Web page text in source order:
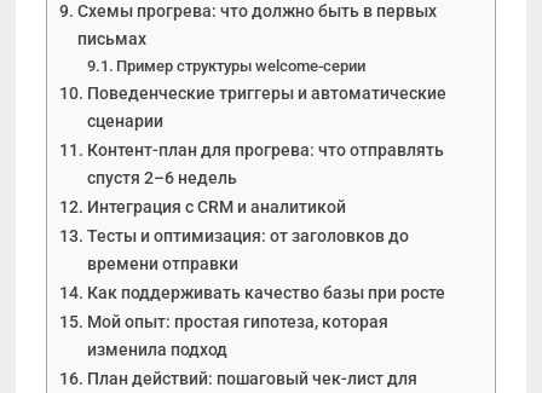
Схемы прогрева: что должно быть в первых
письмах
Пример структуры welcome-серии
Поведенческие триггеры и автоматические
сценарии
Контент-план для прогрева: что отправлять
спустя 2–6 недель
Интеграция с CRM и аналитикой
Тесты и оптимизация: от заголовков до
времени отправки
Как поддерживать качество базы при росте
Мой опыт: простая гипотеза, которая
изменила подход
План действий: пошаговый чек-лист для